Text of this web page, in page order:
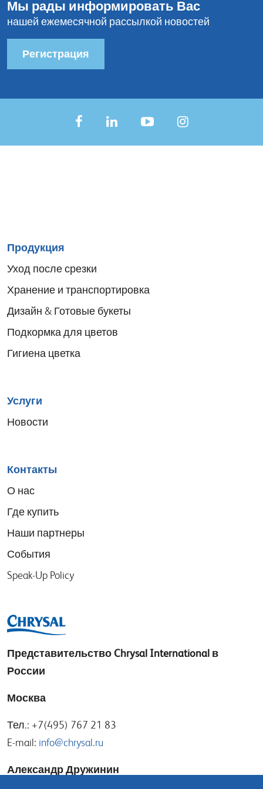
Мы рады информировать Вас
нашей ежемесячной рассылкой новостей
Регистрация
Sitemap
menu
Продукция
Уход после срезки
Хранение и транспортировка
Дизайн & Готовые букеты
Подкормка для цветов
Гигиена цветка
Услуги
Новости
Контакты
О нас
Где купить
Наши партнеры
События
Speak-Up Policy
Представительство Chrysal International в
России
Москва
Тел.: +7(495) 767 21 83
E-mail: info@chrysal.ru
Александр Дружинин